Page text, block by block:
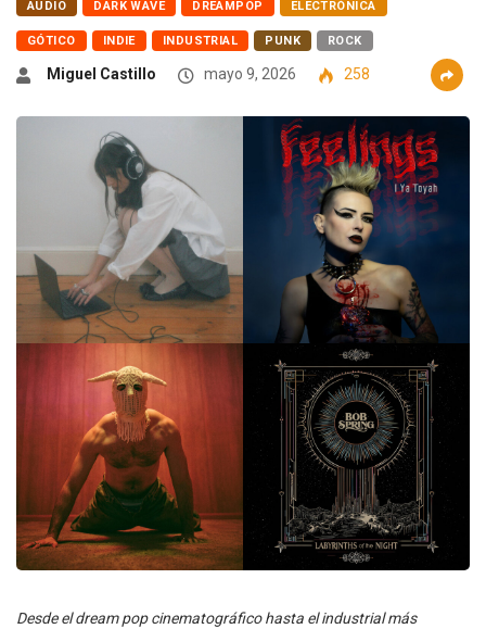
AUDIO DARK WAVE DREAMPOP ELECTRÓNICA
GÓTICO INDIE INDUSTRIAL PUNK ROCK
Miguel Castillo mayo 9, 2026 258
Desde el dream pop cinematográfico hasta el industrial más